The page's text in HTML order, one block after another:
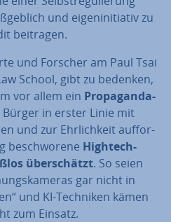
und ei­gen­in­itia­tiv zu
beitragen.
und Forscher am Paul Tsai
School, gibt zu bedenken,
vor allem ein Pro­pa­gan­da­
Bürger in erster Linie mit
und zur Ehr­lich­keit auf­for­
be­schwo­re­ne Hightech-
über­schätzt. So seien
gar nicht in
und KI-Techniken kämen
zum Einsatz.